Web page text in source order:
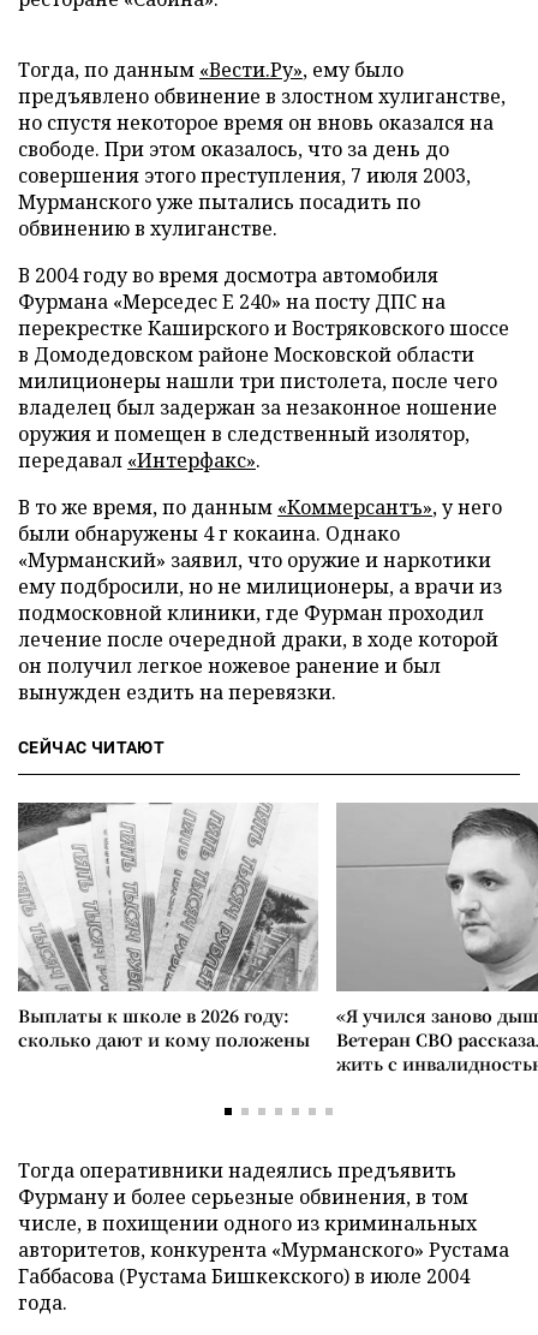
Тогда, по данным «Вести.Ру», ему было
предъявлено обвинение в злостном хулиганстве,
но спустя некоторое время он вновь оказался на
свободе. При этом оказалось, что за день до
совершения этого преступления, 7 июля 2003,
Мурманского уже пытались посадить по
обвинению в хулиганстве.
В 2004 году во время досмотра автомобиля
Фурмана «Мерседес E 240» на посту ДПС на
перекрестке Каширского и Востряковского шоссе
в Домодедовском районе Московской области
милиционеры нашли три пистолета, после чего
владелец был задержан за незаконное ношение
оружия и помещен в следственный изолятор,
передавал «Интерфакс».
В то же время, по данным «Коммерсантъ», у него
были обнаружены 4 г кокаина. Однако
«Мурманский» заявил, что оружие и наркотики
ему подбросили, но не милиционеры, а врачи из
подмосковной клиники, где Фурман проходил
лечение после очередной драки, в ходе которой
он получил легкое ножевое ранение и был
вынужден ездить на перевязки.
СЕЙЧАС ЧИТАЮТ
Выплаты к школе в 2026 году:
сколько дают и кому положены
«Я учился заново
Ветеран СВО
жить с
Тогда оперативники надеялись предъявить
Фурману и более серьезные обвинения, в том
числе, в похищении одного из криминальных
авторитетов, конкурента «Мурманского» Рустама
Габбасова (Рустама Бишкекского) в июле 2004
года.